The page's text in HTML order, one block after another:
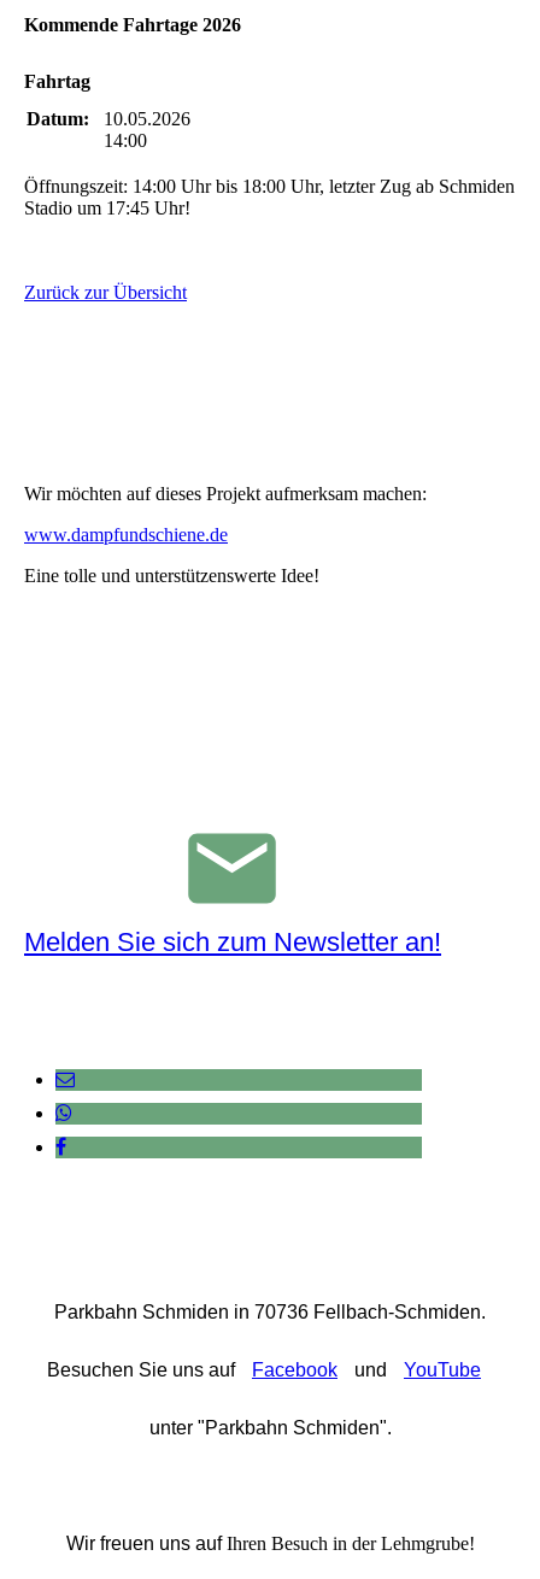
Kommende Fahrtage 2026
Fahrtag
Datum:
10.05.2026
14:00
Öffnungszeit: 14:00 Uhr bis 18:00 Uhr, letzter Zug ab Schmiden
Stadio um 17:45 Uhr!
Zurück zur Übersicht
Wir möchten auf dieses Projekt aufmerksam machen:
www.dampfundschiene.de
Eine tolle und unterstützenswerte Idee!
Melden Sie sich zum Newsletter an!
Parkbahn Schmiden in 70736 Fellbach-Schmiden.
Besuchen Sie uns auf Facebook und YouTube
unter "Parkbahn Schmiden".
Wir freuen uns aufIhren Besuch in der Lehmgrube!